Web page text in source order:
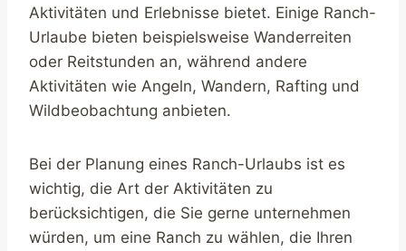
Aktivitäten und Erlebnisse bietet. Einige Ranch-
Urlaube bieten beispielsweise Wanderreiten
oder Reitstunden an, während andere
Aktivitäten wie Angeln, Wandern, Rafting und
Wildbeobachtung anbieten.
Bei der Planung eines Ranch-Urlaubs ist es
wichtig, die Art der Aktivitäten zu
berücksichtigen, die Sie gerne unternehmen
würden, um eine Ranch zu wählen, die Ihren